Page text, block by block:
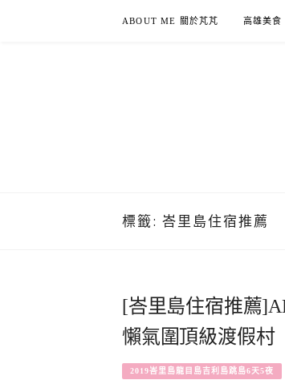
ABOUT ME 關於芃芃 高雄美
標籤: 峇里島住宿推薦
[峇里島住宿推薦
懶氣圍頂級渡假村
2019峇里島龍目島吉利島跳島6天5夜